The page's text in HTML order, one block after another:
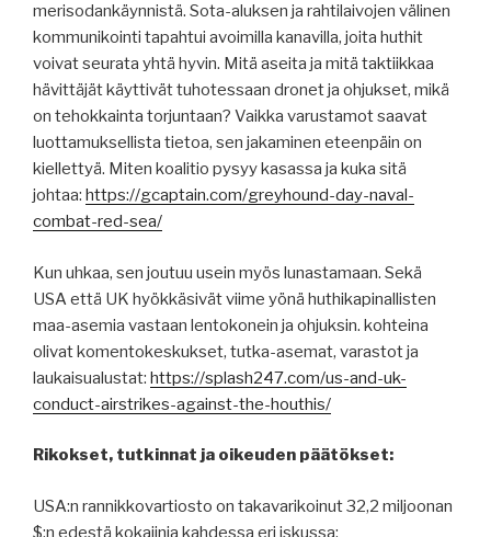
merisodankäynnistä. Sota-aluksen ja rahtilaivojen välinen
kommunikointi tapahtui avoimilla kanavilla, joita huthit
voivat seurata yhtä hyvin. Mitä aseita ja mitä taktiikkaa
hävittäjät käyttivät tuhotessaan dronet ja ohjukset, mikä
on tehokkainta torjuntaan? Vaikka varustamot saavat
luottamuksellista tietoa, sen jakaminen eteenpäin on
kiellettyä. Miten koalitio pysyy kasassa ja kuka sitä
johtaa: https://gcaptain.com/greyhound-day-naval-
combat-red-sea/
Kun uhkaa, sen joutuu usein myös lunastamaan. Sekä
USA että UK hyökkäsivät viime yönä huthikapinallisten
maa-asemia vastaan lentokonein ja ohjuksin. kohteina
olivat komentokeskukset, tutka-asemat, varastot ja
laukaisualustat: https://splash247.com/us-and-uk-
conduct-airstrikes-against-the-houthis/
Rikokset, tutkinnat ja oikeuden päätökset:
USA:n rannikkovartiosto on takavarikoinut 32,2 miljoonan
$:n edestä kokaiinia kahdessa eri iskussa: